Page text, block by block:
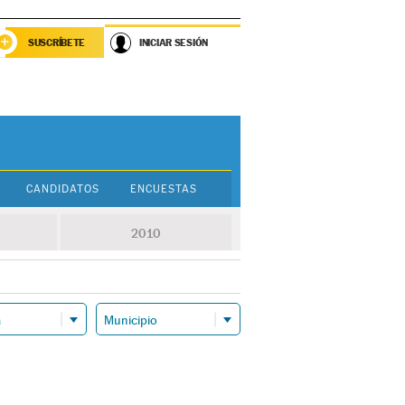
SUSCRÍBETE INICIAR SESIÓN
CANDIDATOS ENCUESTAS
2010